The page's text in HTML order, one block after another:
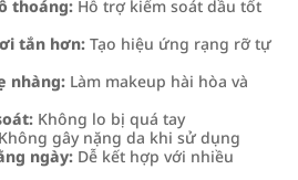
thoáng: Hỗ trợ kiểm soát dầu tốt
tắn hơn: Tạo hiệu ứng rạng rỡ tự
nhàng: Làm makeup hài hòa và
Không lo bị quá tay
Không gây nặng da khi sử dụng
ngày: Dễ kết hợp với nhiều